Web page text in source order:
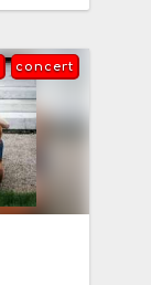
concert